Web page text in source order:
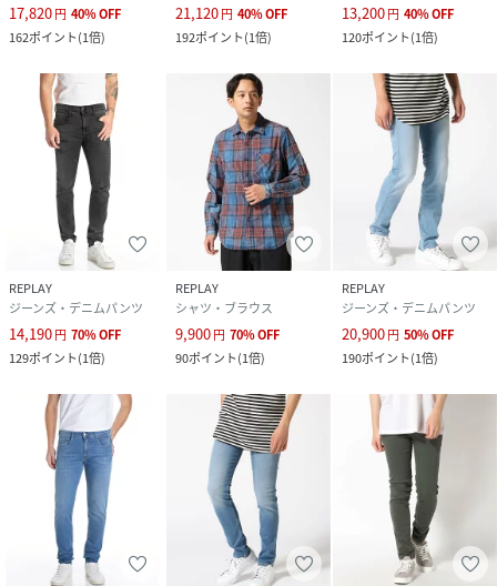
17,820円 40%OFF
162ポイント(1倍)
21,120円 40%OFF
192ポイント(1倍)
13,200円 40%OFF
120ポイント(1倍)
REPLAY
ジーンズ・デニムパンツ
14,190円 70%OFF
129ポイント(1倍)
REPLAY
シャツ・ブラウス
9,900円 70%OFF
90ポイント(1倍)
REPLAY
ジーンズ・デニムパンツ
20,900円 50%OFF
190ポイント(1倍)